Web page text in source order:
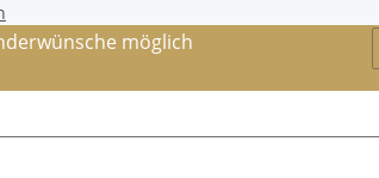
möglich